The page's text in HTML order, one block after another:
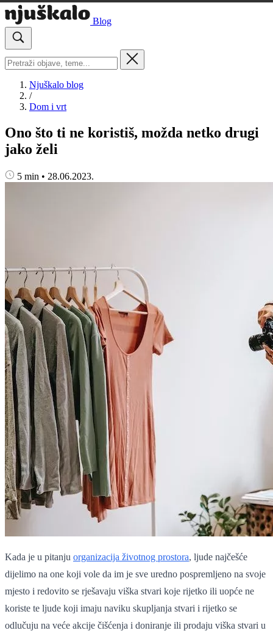
Blog
Njuškalo blog
/
Dom i vrt
Ono što ti ne koristiš, možda netko drugi
jako želi
5 min • 28.06.2023.
Kada je u pitanju organizacija životnog prostora, ljude najčešće
dijelimo na one koji vole da im je sve uredno pospremljeno na svoje
mjesto i redovito se rješavaju viška stvari koje rijetko ili uopće ne
koriste te ljude koji imaju naviku skupljanja stvari i rijetko se
odlučuju na veće akcije čišćenja i doniranje ili prodaju viška stvari u